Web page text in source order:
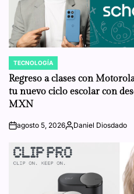
POSTED
IN
TECNOLOGÍA
Regreso a clases con
tu nuevo ciclo escolar con
MXN
onagosto 5, 2026Posted
Daniel Diosdado